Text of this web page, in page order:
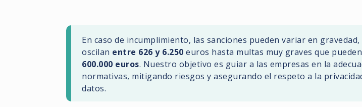
En caso de incumplimiento, las sanciones pueden variar en
oscilan entre 626 y 6.250 euros hasta multas muy graves que
600.000 euros. Nuestro objetivo es guiar a las empresas en la
normativas, mitigando riesgos y asegurando el respeto a la
datos.